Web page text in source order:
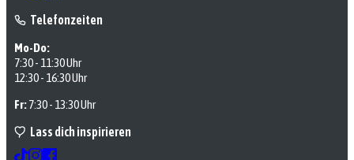
Telefonzeiten
Mo-Do:
7:30 - 11:30 Uhr
12:30 - 16:30 Uhr
Fr:7:30 - 13:30 Uhr
Lass dich inspirieren